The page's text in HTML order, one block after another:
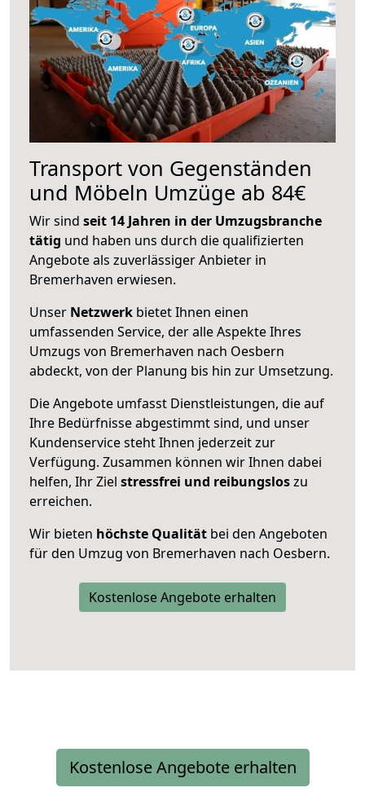
Transport von Gegenständen
und Möbeln Umzüge ab 84€
Wir sind seit 14 Jahren in der Umzugsbranche
tätig und haben uns durch die qualifizierten
Angebote als zuverlässiger Anbieter in
Bremerhaven erwiesen.
Unser Netzwerk bietet Ihnen einen
umfassenden Service, der alle Aspekte Ihres
Umzugs von Bremerhaven nach Oesbern
abdeckt, von der Planung bis hin zur Umsetzung.
Die Angebote umfasst Dienstleistungen, die auf
Ihre Bedürfnisse abgestimmt sind, und unser
Kundenservice steht Ihnen jederzeit zur
Verfügung. Zusammen können wir Ihnen dabei
helfen, Ihr Ziel stressfrei und reibungsloszu
erreichen.
Wir bieten höchste Qualität bei den Angeboten
für den Umzug von Bremerhaven nach Oesbern.
Kostenlose Angebote erhalten
Kostenlose Angebote erhalten